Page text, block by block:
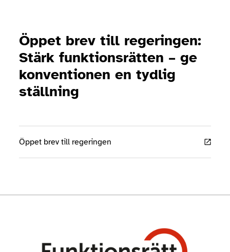
Öppet brev till regeringen:
Stärk funktionsrätten – ge
konventionen en tydlig
ställning
Öppet brev till regeringen